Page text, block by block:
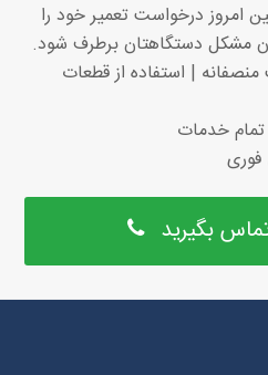
درخواست تعمیر خود را
مشکل دستگاهتان برطرف شود.
| استفاده از قطعات
بگیرید